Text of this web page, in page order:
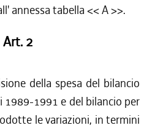
annessa tabella << A >>.
Art. 2
della spesa del bilancio
1989-1991 e del bilancio per
le variazioni, in termini